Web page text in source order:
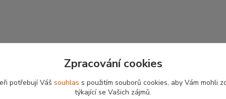
Zpracování cookies
potřebují Váš souhlas s použitím souborů cookies, aby Vám mohli
týkající se Vašich zájmů.